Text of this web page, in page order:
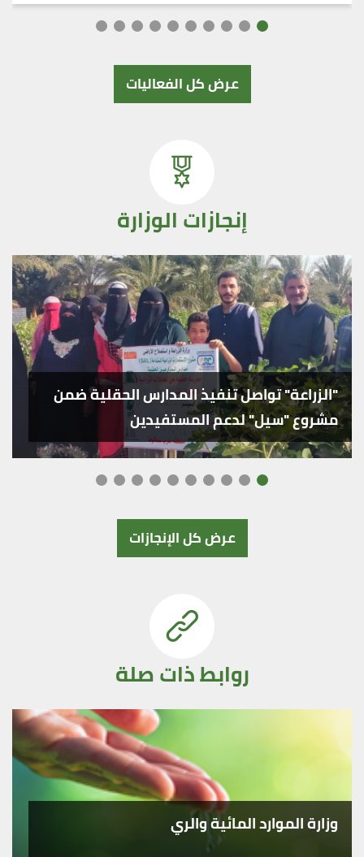
عرض كل الفعاليات
إنجازات الوزارة
"الزراعة" تواصل تنفيذ المدارس الحقلية ضمن
مشروع "سيل" لدعم المستفيدين
عرض كل الإنجازات
روابط ذات صلة
وزارة الموارد المائية والري